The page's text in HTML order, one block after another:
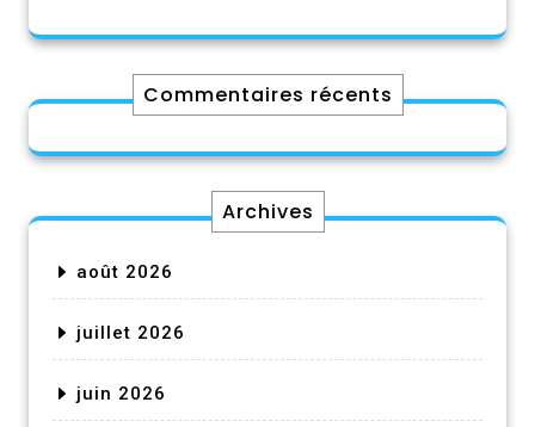
Commentaires récents
Archives
août 2026
juillet 2026
juin 2026